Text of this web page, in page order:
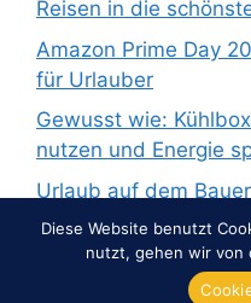
Reisen in die
Amazon Prime Day
für Urlauber
Gewusst wie:
nutzen und Energie
Urlaub auf dem
Pauschalurlaub
Diese Website benutzt
nutzt, gehen wir von